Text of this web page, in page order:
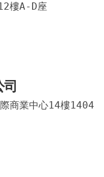
樓A-D座
商業中心14樓1404